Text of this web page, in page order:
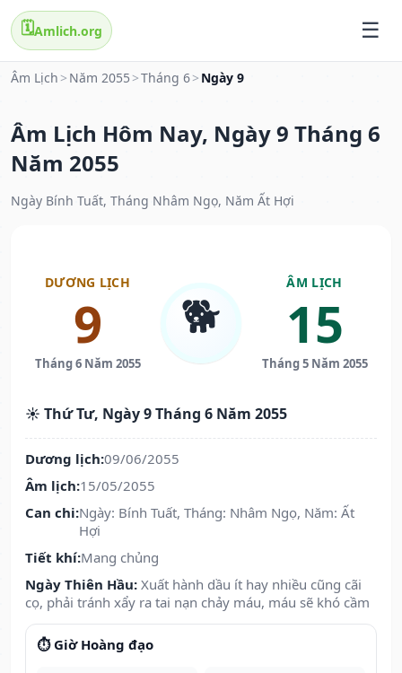
🗓️Amlich.org
Âm Lịch > Năm 2055 >Tháng 6> Ngày 9
Âm Lịch Hôm Nay, Ngày 9 Tháng 6
Năm 2055
Ngày Bính Tuất, Tháng Nhâm Ngọ, Năm Ất Hợi
DƯƠNG LỊCH
9
Tháng 6 Năm 2055
🐕
ÂM LỊCH
15
Tháng 5 Năm 2055
☀️ Thứ Tư, Ngày 9 Tháng 6 Năm 2055
Dương lịch:09/06/2055
Âm lịch:15/05/2055
Can chi:Ngày: Bính Tuất, Tháng: Nhâm Ngọ, Năm: Ất
Hợi
Tiết khí:Mang chủng
Ngày Thiên Hầu: Xuất hành dầu ít hay nhiều cũng cãi
cọ, phải tránh xẩy ra tai nạn chảy máu, máu sẽ khó cầm
⏱️ Giờ Hoàng đạo